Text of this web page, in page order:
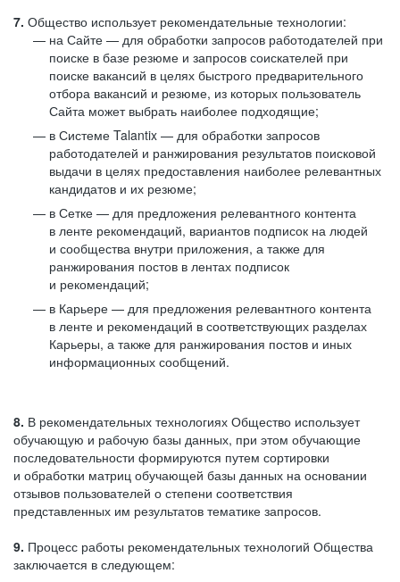
7. Общество использует рекомендательные технологии:
на Сайте — для обработки запросов работодателей при
поиске в базе резюме и запросов соискателей при
поиске вакансий в целях быстрого предварительного
отбора вакансий и резюме, из которых пользователь
Сайта может выбрать наиболее подходящие;
в Системе Talantix — для обработки запросов
работодателей и ранжирования результатов поисковой
выдачи в целях предоставления наиболее релевантных
кандидатов и их резюме;
в Сетке — для предложения релевантного контента
в ленте рекомендаций, вариантов подписок на людей
и сообщества внутри приложения, а также для
ранжирования постов в лентах подписок
и рекомендаций;
в Карьере — для предложения релевантного контента
в ленте и рекомендаций в соответствующих разделах
Карьеры, а также для ранжирования постов и иных
информационных сообщений.
8. В рекомендательных технологиях Общество использует
обучающую и рабочую базы данных, при этом обучающие
последовательности формируются путем сортировки
и обработки матриц обучающей базы данных на основании
отзывов пользователей о степени соответствия
представленных им результатов тематике запросов.
9. Процесс работы рекомендательных технологий Общества
заключается в следующем: